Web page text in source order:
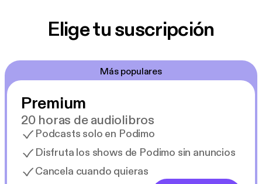
Elige tu suscripción
Más populares
Premium
20 horas de audiolibros
Podcasts solo en Podimo
Disfruta los shows de Podimo sin anuncios
Cancela cuando quieras